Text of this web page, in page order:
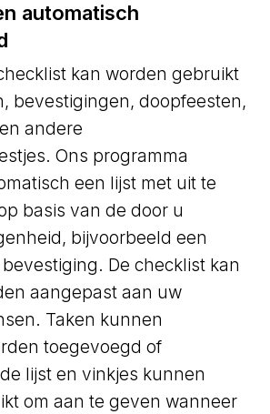
automatisch
kan worden gebruikt
bevestigingen, doopfeesten,
andere
Ons programma
een lijst met uit te
basis van de door u
bijvoorbeeld een
De checklist kan
aangepast aan uw
Taken kunnen
toegevoegd of
lijst en vinkjes kunnen
om aan te geven wanneer